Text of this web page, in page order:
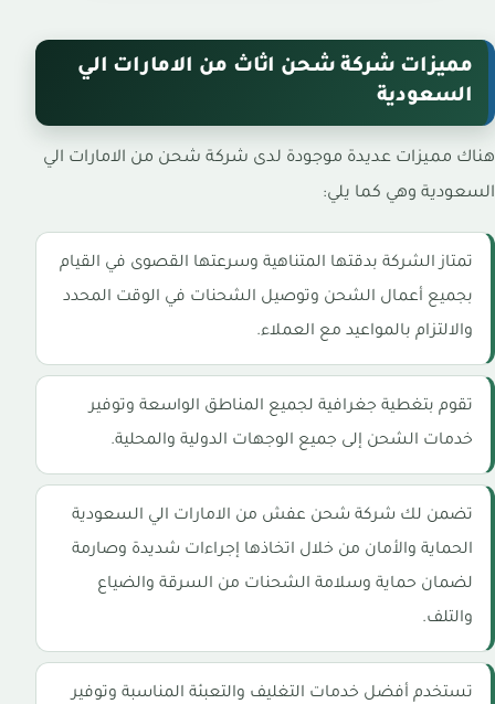
مميزات شركة شحن اثاث من الامارات الي
السعودية
هناك مميزات عديدة موجودة لدى شركة شحن من الامارات الي
السعودية وهي كما يلي:
تمتاز الشركة بدقتها المتناهية وسرعتها القصوى في القيام
بجميع أعمال الشحن وتوصيل الشحنات في الوقت المحدد
والالتزام بالمواعيد مع العملاء.
تقوم بتغطية جغرافية لجميع المناطق الواسعة وتوفير
خدمات الشحن إلى جميع الوجهات الدولية والمحلية.
تضمن لك شركة شحن عفش من الامارات الي السعودية
الحماية والأمان من خلال اتخاذها إجراءات شديدة وصارمة
لضمان حماية وسلامة الشحنات من السرقة والضياع
والتلف.
تستخدم أفضل خدمات التغليف والتعبئة المناسبة وتوفير